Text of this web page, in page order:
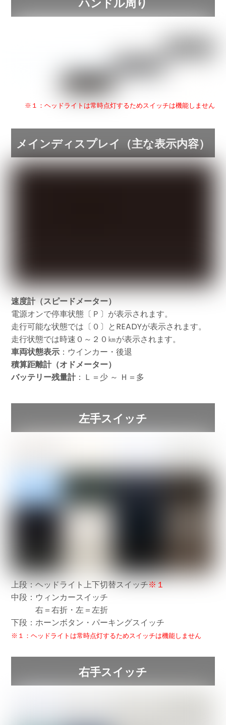
ハンドル周り
※１：ヘッドライトは常時点灯するためスイッチは機能しません
メインディスプレイ（主な表示内容）
速度計（スピードメーター）
電源オンで停車状態〔Ｐ〕が表示されます。
走行可能な状態では〔０〕とREADYが表示されます。
走行状態では時速０～２０㎞が表示されます。
車両状態表示 ：ウインカー・後退
積算距離計（オドメーター）
バッテリー残量計：Ｌ＝少 ～ Ｈ＝多
左手スイッチ
上段：ヘッドライト上下切替スイッチ※１
中段：ウィンカースイッチ
右＝右折・左＝左折
下段：ホーンボタン・パーキングスイッチ
※１：ヘッドライトは常時点灯するためスイッチは機能しません
右手スイッチ